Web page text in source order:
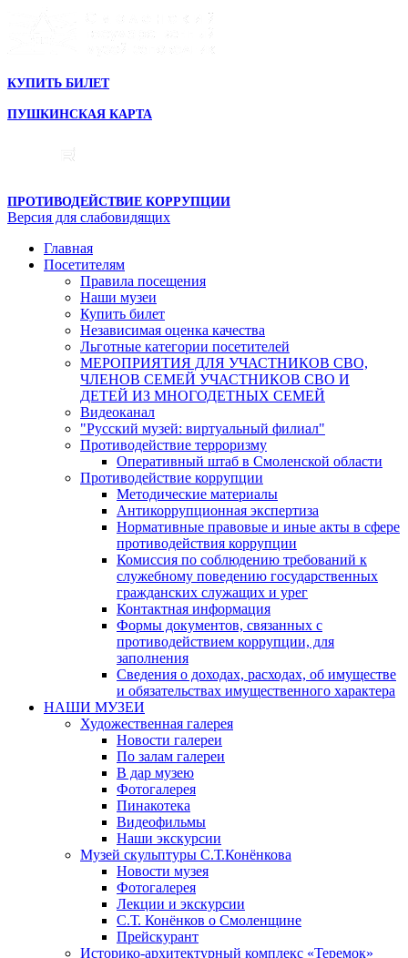
КУПИТЬ БИЛЕТ
ПУШКИНСКАЯ КАРТА
ПРОТИВОДЕЙСТВИЕ КОРРУПЦИИ
Версия для слабовидящих
Главная
Посетителям
Правила посещения
Наши музеи
Купить билет
Независимая оценка качества
Льготные категории посетителей
МЕРОПРИЯТИЯ ДЛЯ УЧАСТНИКОВ СВО,
ЧЛЕНОВ СЕМЕЙ УЧАСТНИКОВ СВО И
ДЕТЕЙ ИЗ МНОГОДЕТНЫХ СЕМЕЙ
Видеоканал
"Русский музей: виртуальный филиал"
Противодействие терроризму
Оперативный штаб в Смоленской области
Противодействие коррупции
Методические материалы
Антикоррупционная экспертиза
Нормативные правовые и иные акты в сфере
противодействия коррупции
Комиссия по соблюдению требований к
служебному поведению государственных
гражданских служащих и урег
Контактная информация
Формы документов, связанных с
противодействием коррупции, для
заполнения
Сведения о доходах, расходах, об имуществе
и обязательствах имущественного характера
НАШИ МУЗЕИ
Художественная галерея
Новости галереи
По залам галереи
В дар музею
Фотогалерея
Пинакотека
Видеофильмы
Наши экскурсии
Музей скульптуры С.Т.Конёнкова
Новости музея
Фотогалерея
Лекции и экскурсии
С.Т. Конёнков о Смоленщине
Прейскурант
Историко-архитектурный комплекс «Теремок»